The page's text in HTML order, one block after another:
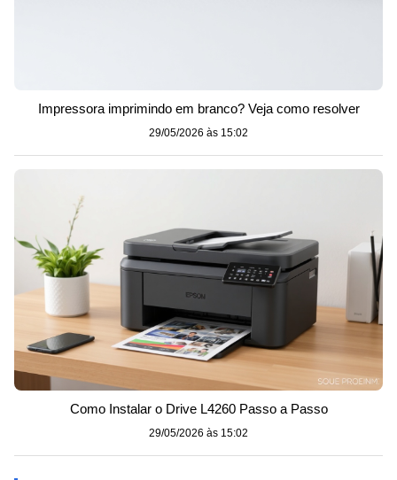
Impressora imprimindo em branco? Veja como resolver
29/05/2026 às 15:02
Como Instalar o Drive L4260 Passo a Passo
29/05/2026 às 15:02